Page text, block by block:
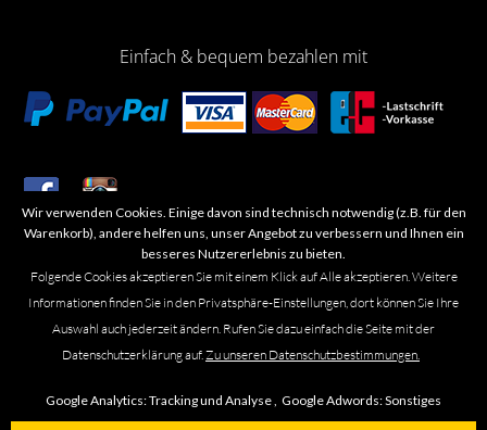
Einfach & bequem bezahlen mit
​Letzte Aktualisierung: 06.2026
Marken- oder Warenzeichen werden in der Regel nicht als solche kenntlich
gemacht. Das Fehlen einer solchen Kennzeichnung bedeutet nicht, dass es
handelt. Alle genannten Marken, Logos, Symbole, Bilder, Designs, Produkt-
Wir verwenden Cookies. Einige davon sind technisch notwendig (z.B. für den
Warenkorb), andere helfen uns, unser Angebot zu verbessern und Ihnen ein
besseres Nutzererlebnis zu bieten.
Folgende Cookies akzeptieren Sie mit einem Klick auf Alle akzeptieren. Weitere
Informationen finden Sie in den Privatsphäre-Einstellungen, dort können Sie Ihre
Auswahl auch jederzeit ändern. Rufen Sie dazu einfach die Seite mit der
Datenschutzerklärung auf.Zu unseren Datenschutzbestimmungen.
Google Analytics:Tracking und Analyse , Google Adwords:Sonstiges